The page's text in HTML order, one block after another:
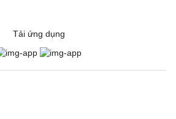
Tải ứng dụng